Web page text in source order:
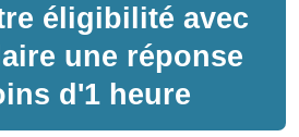
éligibilité avec
une réponse
d'1 heure